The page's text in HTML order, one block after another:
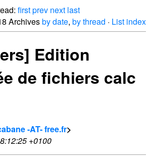
firstprev next last
Archivesby date, by thread · List index
Edition
de fichiers calc
-AT- free.fr>
+0100